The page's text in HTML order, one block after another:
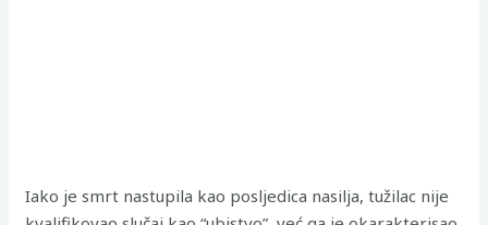
Iako je smrt nastupila kao posljedica nasilja, tužilac nije